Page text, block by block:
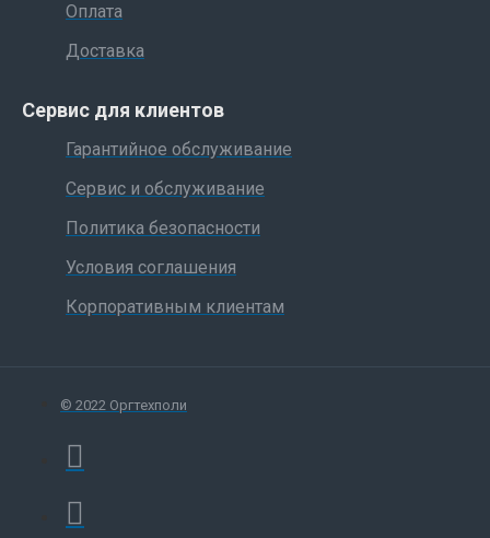
Оплата
Доставка
Сервис для клиентов
Гарантийное обслуживание
Сервис и обслуживание
Политика безопасности
Условия соглашения
Корпоративным клиентам
© 2022 Оргтехполи